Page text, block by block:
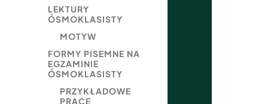
LEKTURY
ÓSMOKLASISTY
MOTYW
FORMY PISEMNE NA
EGZAMINIE
ÓSMOKLASISTY
PRZYKŁADOWE
PRACE